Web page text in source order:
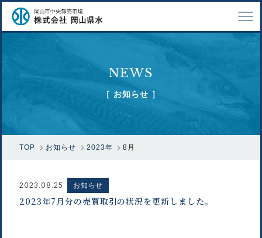
漁業関係の方へ
お問い合わせ
NEWS
［ お知らせ ］
TOP お知らせ 2023年 8月
2023.08.25 お知らせ
2023年7月分の売買取引の状況を更新しました。